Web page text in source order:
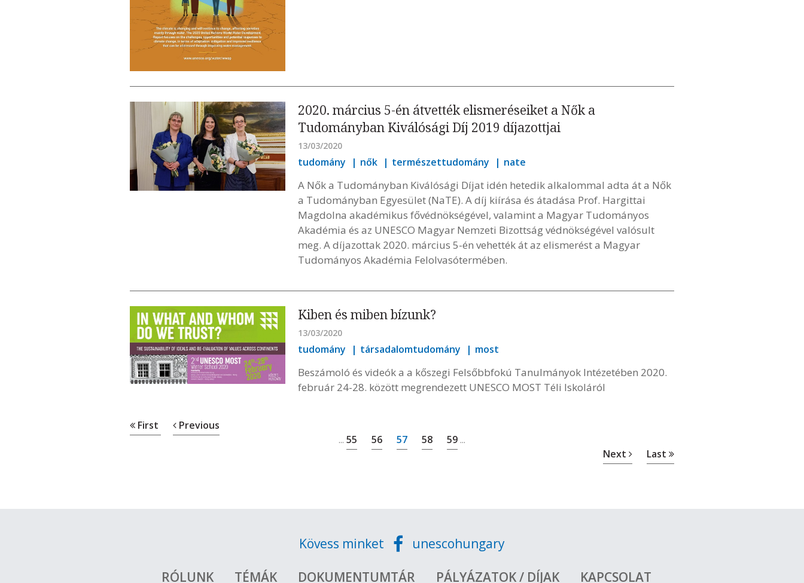
2020. március 5-én átvették elismeréseiket a Nők a
Tudományban Kiválósági Díj 2019 díjazottjai
13/03/2020
tudomány nők természettudomány nate
A Nők a Tudományban Kiválósági Díjat idén hetedik alkalommal adta át a Nők
a Tudományban Egyesület (NaTE). A díj kiírása és átadása Prof. Hargittai
Magdolna akadémikus fővédnökségével, valamint a Magyar Tudományos
Akadémia és az UNESCO Magyar Nemzeti Bizottság védnökségével valósult
meg. A díjazottak 2020. március 5-én vehették át az elismerést a Magyar
Tudományos Akadémia Felolvasótermében.
Kiben és miben bízunk?
13/03/2020
tudomány társadalomtudomány most
Beszámoló és videók a a kőszegi Felsőbbfokú Tanulmányok Intézetében 2020.
február 24-28. között megrendezett UNESCO MOST Téli Iskoláról
First Previous
... 55 56 57 58 59 ...
Next Last
Kövess minket
unescohungary
RÓLUNK
TÉMÁK DOKUMENTUMTÁR PÁLYÁZATOK / DÍJAK KAPCSOLAT